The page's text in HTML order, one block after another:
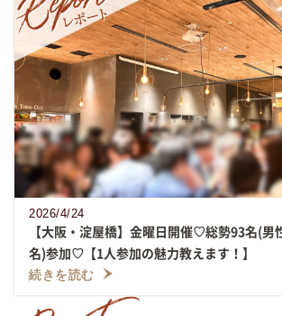
2026/4/24
【大阪・淀屋橋】金曜日開催♡総勢93名(男
名)参加♡【1人参加の魅力教えます！】
続きを読む